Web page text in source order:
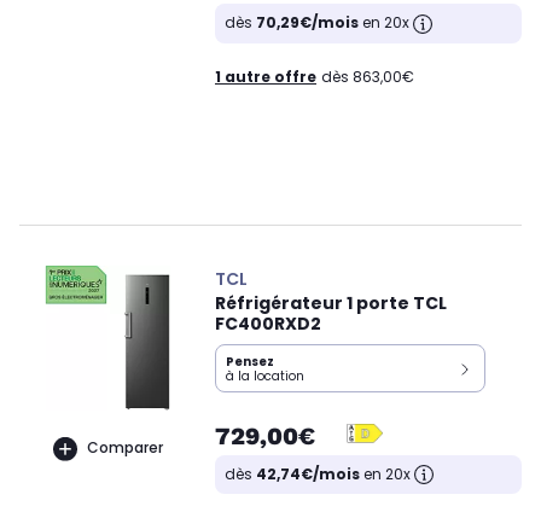
dès 70,29€/moisen 20x
1 autre offre dès 863,00€
Comparer
TCL
Réfrigérateur 1 porte TCL
FC400RXD2
Pensez
à la location
729,00€
dès 42,74€/moisen 20x